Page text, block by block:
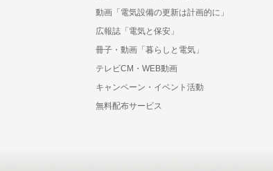
動画「電気設備の更新は計画的に」
広報誌「電気と保安」
冊子・動画「暮らしと電気」
テレビCM・WEB動画
キャンペーン・イベント活動
無料配布サービス